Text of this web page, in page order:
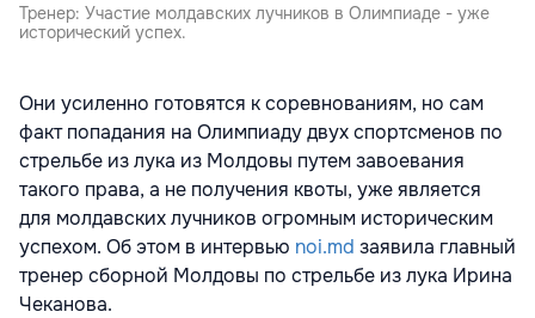
Тренер: Участие молдавских лучников в Олимпиаде - уже
исторический успех.
Они усиленно готовятся к соревнованиям, но сам
факт попадания на Олимпиаду двух спортсменов по
стрельбе из лука из Молдовы путем завоевания
такого права, а не получения квоты, уже является
для молдавских лучников огромным историческим
успехом. Об этом в интервью noi.md заявила главный
тренер сборной Молдовы по стрельбе из лука Ирина
Чеканова.